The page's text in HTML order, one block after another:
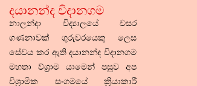
දයානන්ද විදානගම
නාලන්දා විද්‍යාලයේ වසර
ගණනාවක් ගුරුවරයෙකු ලෙස
සේවය කර ඇති දයානන්ද විදානගම
මහතා ව්ශ්‍රාම යාමෙන් පසුව අප
විශ්‍රාමික සංගමයේ ක්‍රියාකාරී